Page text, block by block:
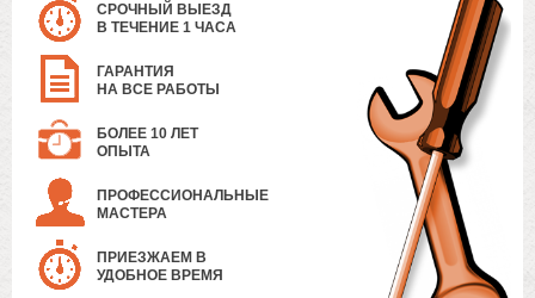
СРОЧНЫЙ ВЫЕЗД
В ТЕЧЕНИЕ 1 ЧАСА
ГАРАНТИЯ
НА ВСЕ РАБОТЫ
БОЛЕЕ 10 ЛЕТ
ОПЫТА
ПРОФЕССИОНАЛЬНЫЕ
МАСТЕРА
ПРИЕЗЖАЕМ В
УДОБНОЕ ВРЕМЯ